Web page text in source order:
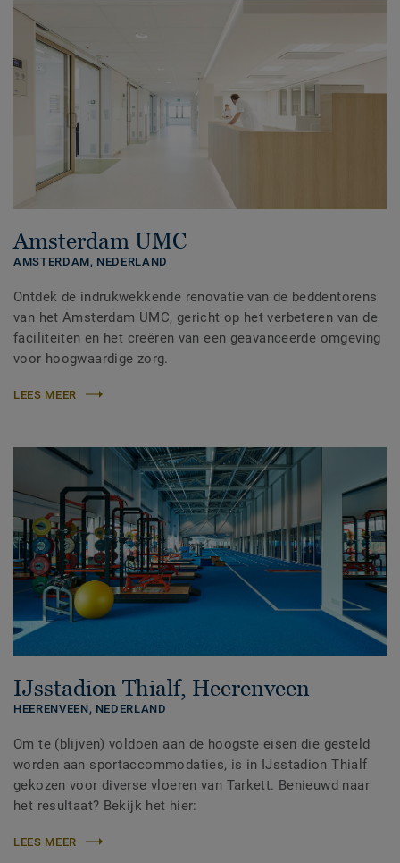
Amsterdam UMC
AMSTERDAM, NEDERLAND
Ontdek de indrukwekkende renovatie van de beddentorens
van het Amsterdam UMC, gericht op het verbeteren van de
faciliteiten en het creëren van een geavanceerde omgeving
voor hoogwaardige zorg.
LEES MEER
IJsstadion Thialf, Heerenveen
HEERENVEEN, NEDERLAND
Om te (blijven) voldoen aan de hoogste eisen die gesteld
worden aan sportaccommodaties, is in IJsstadion Thialf
gekozen voor diverse vloeren van Tarkett. Benieuwd naar
het resultaat? Bekijk het hier:
LEES MEER